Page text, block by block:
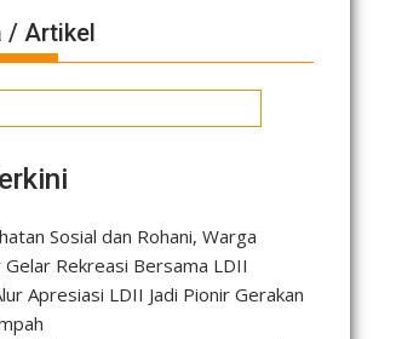
/ Artikel
Sosial dan Rohani, Warga
Rekreasi Bersama LDII
Apresiasi LDII Jadi Pionir Gerakan